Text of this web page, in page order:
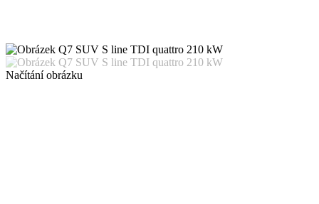
Načítání obrázku